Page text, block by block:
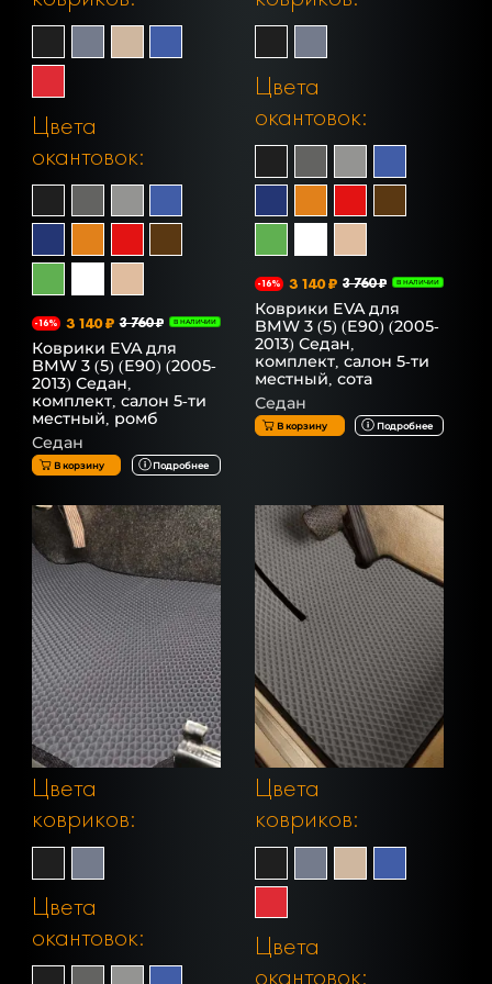
Цвета
окантовок:
-16% 3 140 ₽ 3 760 ₽ В НАЛИЧИИ
Коврики EVA для
BMW 3 (5) (E90) (2005-
2013) Седан,
комплект, салон 5-ти
местный, ромб
Седан
В корзину Подробнее
Цвета
окантовок:
-16% 3 140 ₽ 3 760 ₽ В НАЛИЧИИ
Коврики EVA для
BMW 3 (5) (E90) (2005-
2013) Седан,
комплект, салон 5-ти
местный, сота
Седан
В корзину Подробнее
Цвета
ковриков:
Цвета
окантовок:
Цвета
ковриков:
Цвета
окантовок: